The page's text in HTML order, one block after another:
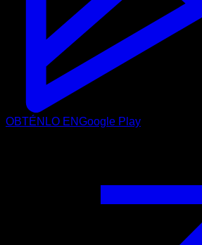
OBTÉNLO ENGoogle Play